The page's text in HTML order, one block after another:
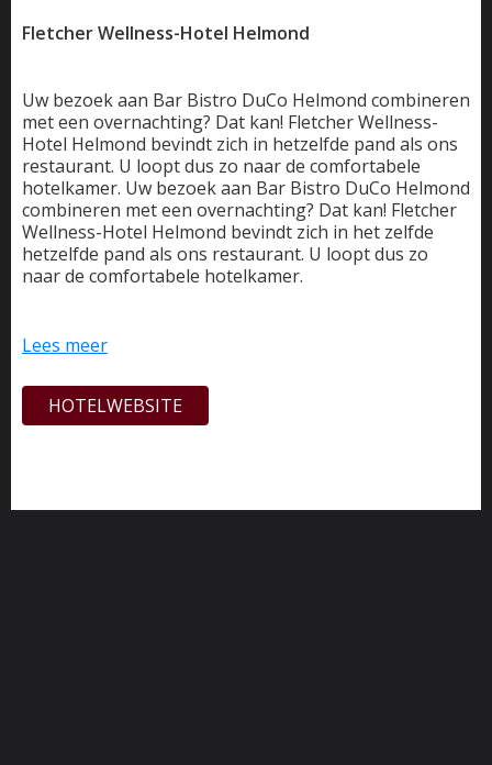
Fletcher Wellness-Hotel Helmond
Uw bezoek aan Bar Bistro DuCo Helmond combineren
met een overnachting? Dat kan! Fletcher Wellness-
Hotel Helmond bevindt zich in hetzelfde pand als ons
restaurant. U loopt dus zo naar de comfortabele
hotelkamer. Uw bezoek aan Bar Bistro DuCo Helmond
combineren met een overnachting? Dat kan! Fletcher
Wellness-Hotel Helmond bevindt zich in het zelfde
hetzelfde pand als ons restaurant. U loopt dus zo
naar de comfortabele hotelkamer.
10 bowlingbanen en het luxe BLUE Wellnessresort
een e-bike om de historische, natuurrijke omgeving te
verkennen. U hoeft zich geen moment te vervelen.
Lees meer
HOTELWEBSITE